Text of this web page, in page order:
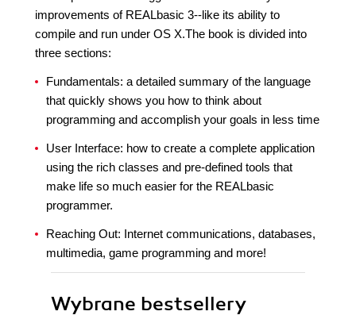
improvements of REALbasic 3--like its ability to
compile and run under OS X.The book is divided into
three sections:
Fundamentals: a detailed summary of the language
that quickly shows you how to think about
programming and accomplish your goals in less time
User Interface: how to create a complete application
using the rich classes and pre-defined tools that
make life so much easier for the REALbasic
programmer.
Reaching Out: Internet communications, databases,
multimedia, game programming and more!
Wybrane bestsellery